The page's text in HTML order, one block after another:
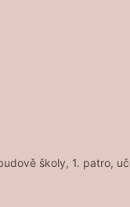
školy, 1. patro,